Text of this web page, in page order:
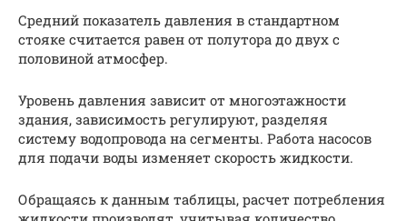
Средний показатель давления в стандартном
стояке считается равен от полутора до двух с
половиной атмосфер.
Уровень давления зависит от многоэтажности
здания, зависимость регулируют, разделяя
систему водопровода на сегменты. Работа насосов
для подачи воды изменяет скорость жидкости.
Обращаясь к данным таблицы, расчет потребления